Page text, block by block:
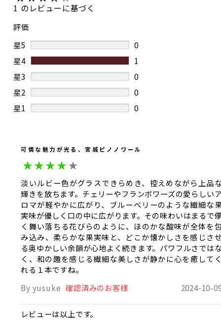
1 のレビューに基づく
評価
星5
0
星4
1
星3
0
星2
0
星1
0
可憐な魅力が光る、宮城ピノノワール
淡いルビー色がグラスできらめき、控えめながら上品
輝きを放ちます。チェリーやフランボワーズの愛らしい
ロマが軽やかに広がり、ブルーベリーのような繊細な
実味が優しく口の中に広がります。その味わいはまるで
く舞い落ちる花びらのように、ほのかな酸味が全体を
み込み、柔らかな果実味と、どこか懐かしさを感じさ
る奥ゆかしい余韻が心地よく続きます。パワフルさでは
く、和の趣を感じる繊細な美しさが静かに心を癒して
れる１本ですね。
By yusuke 確認済みのお客様 2024-10-
レビューは以上です。